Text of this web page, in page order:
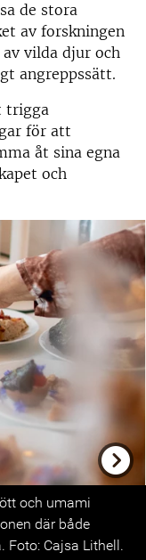
de stora
av forskningen
vilda djur och
angreppssätt.
trigga
för att
åt sina egna
och
och umami
där både
Foto: Cajsa Lithell.